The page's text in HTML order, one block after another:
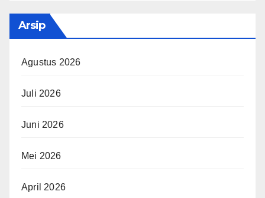
Arsip
Agustus 2026
Juli 2026
Juni 2026
Mei 2026
April 2026